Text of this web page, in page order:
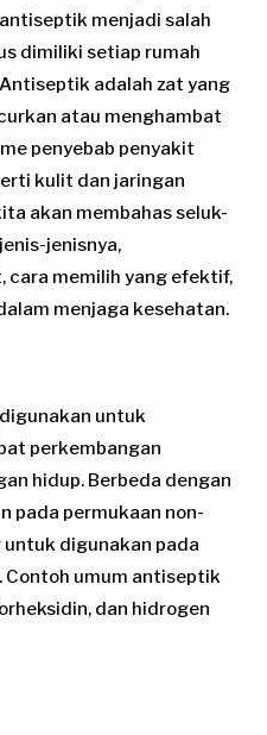
menjadi salah
dimiliki setiap rumah
adalah zat yang
atau menghambat
penyebab penyakit
kulit dan jaringan
akan membahas seluk-
jenisnya,
cara memilih yang efektif,
menjaga kesehatan.
untuk
perkembangan
hidup. Berbeda dengan
pada permukaan non-
digunakan pada
Contoh umum antiseptik
dan hidrogen